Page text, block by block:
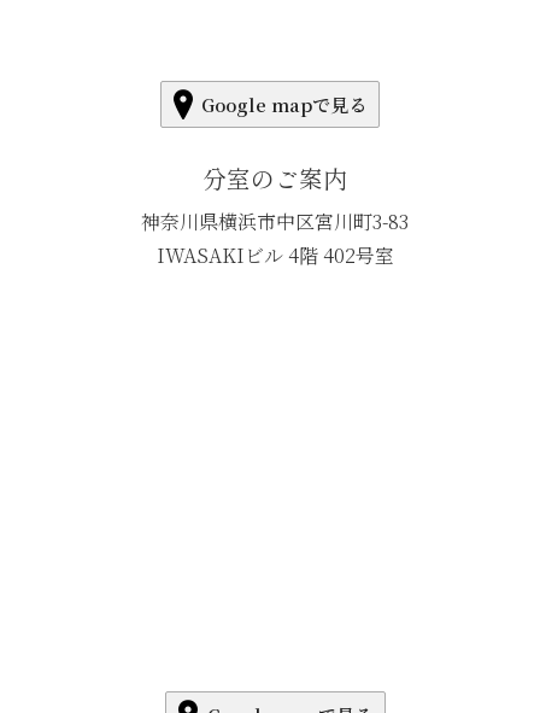
Google mapで見る
分室のご案内
神奈川県横浜市中区宮川町3-83
IWASAKIビル 4階 402号室